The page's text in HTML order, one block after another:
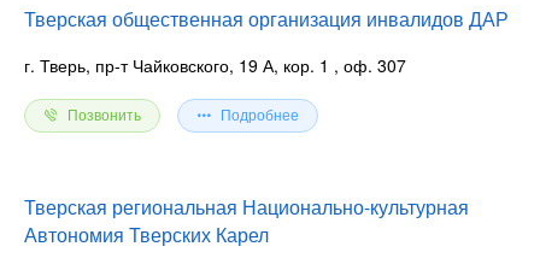
Тверская общественная организация инвалидов ДАР
г. Тверь, пр-т Чайковского, 19 А, кор. 1 , оф. 307
Позвонить Подробнее
Тверская региональная Национально-культурная
Автономия Тверских Карел